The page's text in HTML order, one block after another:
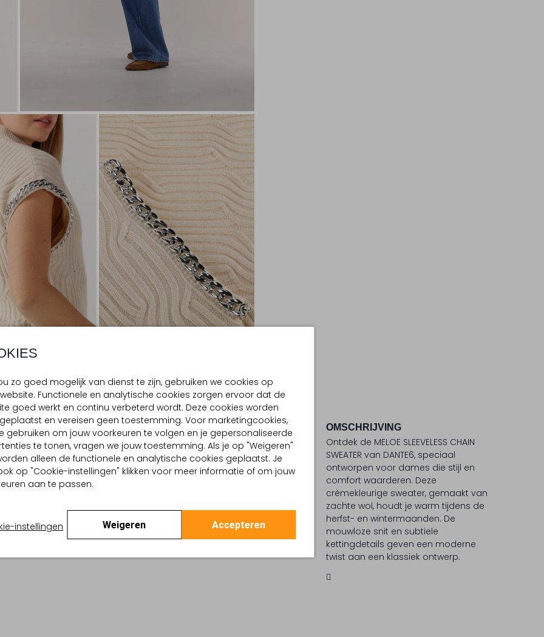
zo goed mogelijk van dienst te zijn, gebruiken we cookies op
Functionele en analytische cookies zorgen ervoor dat de
goed werkt en continu verbeterd wordt. Deze cookies worden
en vereisen geen toestemming. Voor marketingcookies,
gebruiken om jouw voorkeuren te volgen en je gepersonaliseerde
te tonen, vragen we jouw toestemming. Als je op "Weigeren"
alleen de functionele en analytische cookies geplaatst. Je
op "Cookie-instellingen" klikken voor meer informatie of om jouw
aan te passen.
instellingen Weigeren Accepteren
& RETOURNEREN
& PASVORM
Wol
Kraag
Mouwloos
WASVOORSCHRIFTEN
Alleen handwassen
Strijken op maximaal 110 °C
Gewone chemische reiniging
OMSCHRIJVING
Ontdek de MELOE SLEEVELESS CHAIN
SWEATER van DANTE6, speciaal
ontworpen voor dames die stijl en
comfort waarderen. Deze
crèmekleurige sweater, gemaakt van
zachte wol, houdt je warm tijdens de
herfst- en wintermaanden. De
mouwloze snit en subtiele
kettingdetails geven een moderne
twist aan een klassiek ontwerp.
verschillende lagen voor een